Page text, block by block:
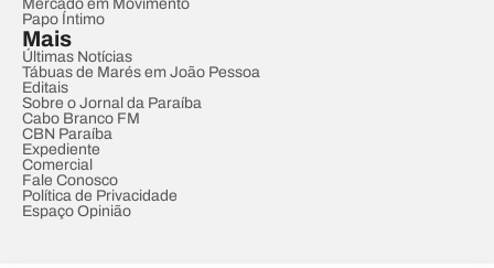
Mercado em Movimento
Papo Íntimo
Mais
Últimas Notícias
Tábuas de Marés em João Pessoa
Editais
Sobre o Jornal da Paraíba
Cabo Branco FM
CBN Paraíba
Expediente
Comercial
Fale Conosco
Política de Privacidade
Espaço Opinião